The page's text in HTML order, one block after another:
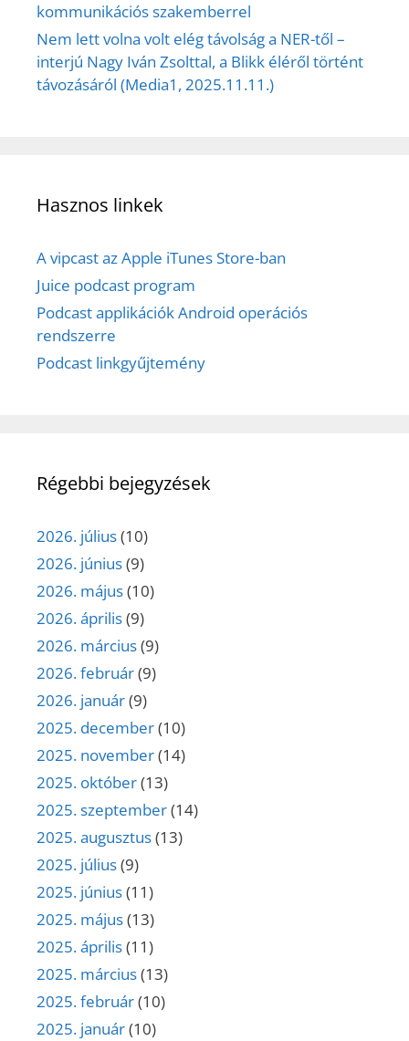
kommunikációs szakemberrel
Nem lett volna volt elég távolság a NER-től –
interjú Nagy Iván Zsolttal, a Blikk éléről történt
távozásáról (Media1, 2025.11.11.)
Hasznos linkek
A vipcast az Apple iTunes Store-ban
Juice podcast program
Podcast applikációk Android operációs
rendszerre
Podcast linkgyűjtemény
Régebbi bejegyzések
2026. július(10)
2026. június(9)
2026. május(10)
2026. április(9)
2026. március(9)
2026. február(9)
2026. január(9)
2025. december(10)
2025. november(14)
2025. október(13)
2025. szeptember(14)
2025. augusztus(13)
2025. július(9)
2025. június(11)
2025. május(13)
2025. április(11)
2025. március(13)
2025. február(10)
2025. január(10)